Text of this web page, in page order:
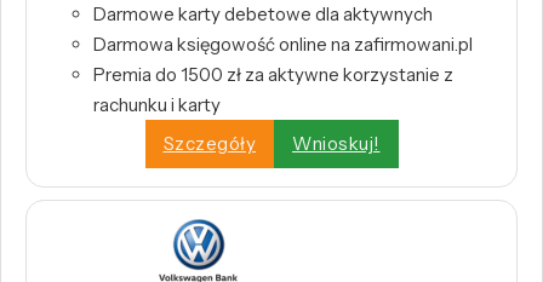
Darmowe karty debetowe dla aktywnych
Darmowa księgowość online na zafirmowani.pl
Premia do 1500 zł za aktywne korzystanie z
rachunku i karty
Szczegóły
Wnioskuj!